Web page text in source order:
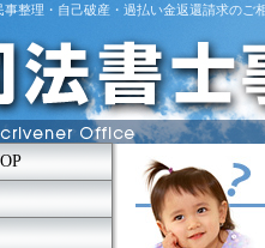
整理・自己破産・過払い金返還請求のご